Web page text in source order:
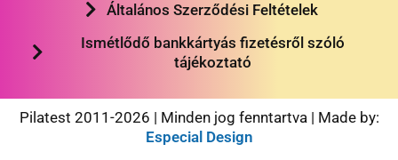
Általános Szerződési Feltételek
Ismétlődő bankkártyás fizetésről szóló
tájékoztató
Pilatest 2011-2026 | Minden jog fenntartva | Made by:
Especial Design